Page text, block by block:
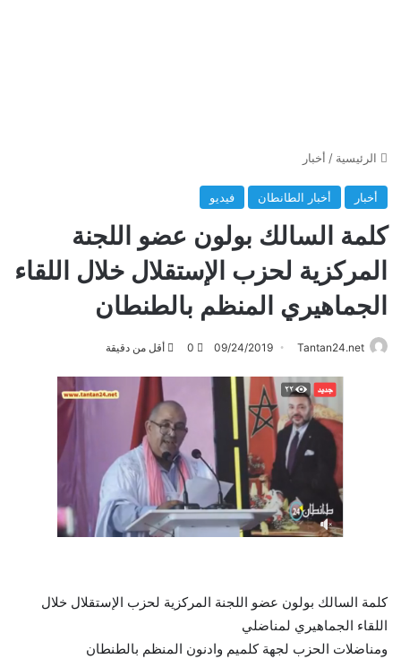
الرئيسية / أخبار
أخبار أخبار الطانطان فيديو
كلمة السالك بولون عضو اللجنة
المركزية لحزب الإستقلال خلال اللقاء
الجماهيري المنظم بالطنطان
Tantan24.net
09/24/2019
0 أقل من دقيقة
كلمة السالك بولون عضو اللجنة المركزية لحزب الإستقلال خلال
اللقاء الجماهيري لمناضلي
ومناضلات الحزب لجهة كلميم وادنون المنظم بالطنطان